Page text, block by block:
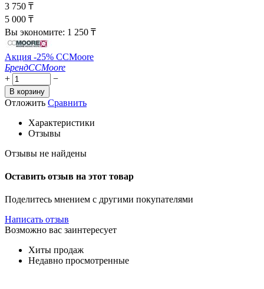
3 750 ₸
5 000 ₸
Вы экономите: 1 250 ₸
Акция -25% CCMoore
БрендCCMoore
+
−
В корзину
Отложить Сравнить
Характеристики
Отзывы
Отзывы не найдены
Оставить отзыв на этот товар
Поделитесь мнением с другими покупателями
Написать отзыв
Возможно вас заинтересует
Хиты продаж
Недавно просмотренные